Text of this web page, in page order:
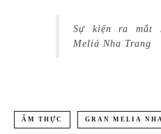
Sự kiện ra mắt
Meliá Nha Trang
ẨM THỰC GRAN MELIA